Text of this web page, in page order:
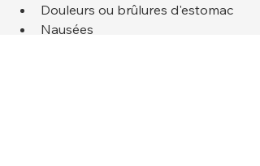
Douleurs ou brûlures d'estomac
Nausées